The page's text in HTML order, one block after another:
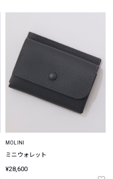
MOLINI
ミニウォレット
¥28,600